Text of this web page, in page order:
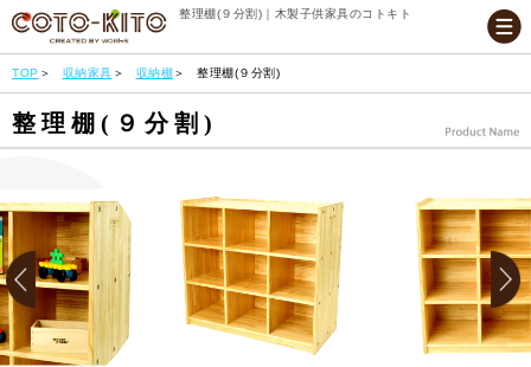
整理棚(９分割)｜木製子供家具のコトキト
TOP 収納家具 収納棚 整理棚(９分割)
整理棚(９分割)